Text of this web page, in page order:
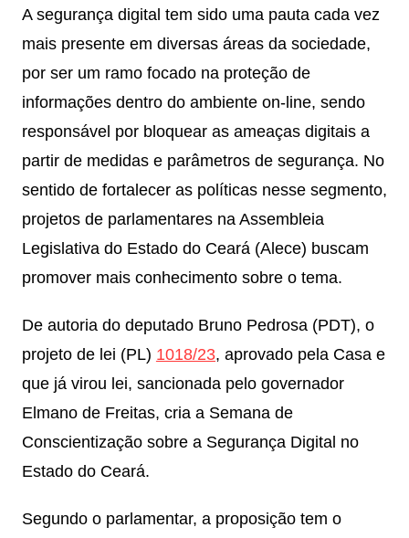
A segurança digital tem sido uma pauta cada vez
mais presente em diversas áreas da sociedade,
por ser um ramo focado na proteção de
informações dentro do ambiente on-line, sendo
responsável por bloquear as ameaças digitais a
partir de medidas e parâmetros de segurança. No
sentido de fortalecer as políticas nesse segmento,
projetos de parlamentares na Assembleia
Legislativa do Estado do Ceará (Alece) buscam
promover mais conhecimento sobre o tema.
De autoria do deputado Bruno Pedrosa (PDT), o
projeto de lei (PL) 1018/23, aprovado pela Casa e
que já virou lei, sancionada pelo governador
Elmano de Freitas, cria a Semana de
Conscientização sobre a Segurança Digital no
Estado do Ceará.
Segundo o parlamentar, a proposição tem o